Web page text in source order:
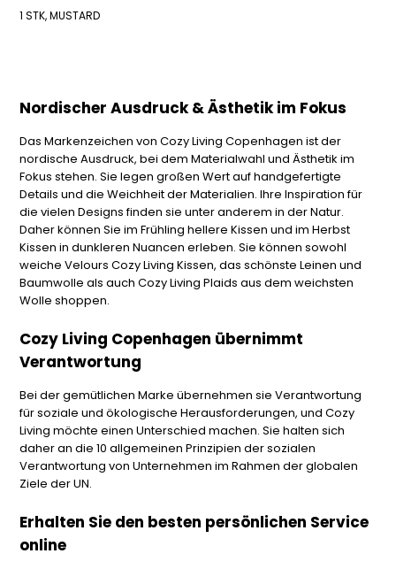
1 STK, MUSTARD
Nordischer Ausdruck & Ästhetik im Fokus
Das Markenzeichen von Cozy Living Copenhagen ist der
nordische Ausdruck, bei dem Materialwahl und Ästhetik im
Fokus stehen. Sie legen großen Wert auf handgefertigte
Details und die Weichheit der Materialien. Ihre Inspiration für
die vielen Designs finden sie unter anderem in der Natur.
Daher können Sie im Frühling hellere Kissen und im Herbst
Kissen in dunkleren Nuancen erleben. Sie können sowohl
weiche Velours Cozy Living Kissen, das schönste Leinen und
Baumwolle als auch Cozy Living Plaids aus dem weichsten
Wolle shoppen.
Cozy Living Copenhagen übernimmt
Verantwortung
Bei der gemütlichen Marke übernehmen sie Verantwortung
für soziale und ökologische Herausforderungen, und Cozy
Living möchte einen Unterschied machen. Sie halten sich
daher an die 10 allgemeinen Prinzipien der sozialen
Verantwortung von Unternehmen im Rahmen der globalen
Ziele der UN.
Erhalten Sie den besten persönlichen Service
online